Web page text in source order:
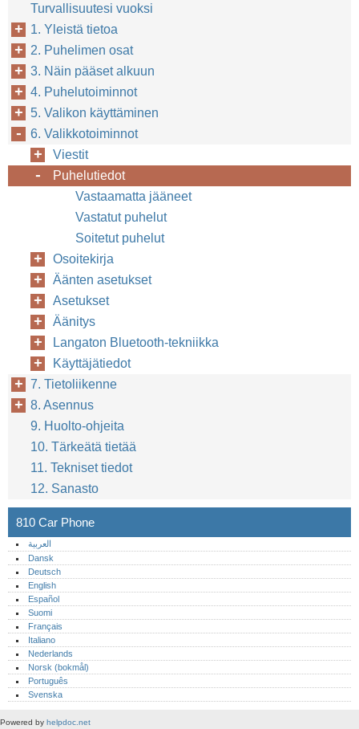
Turvallisuutesi vuoksi
1. Yleistä tietoa
2. Puhelimen osat
3. Näin pääset alkuun
4. Puhelutoiminnot
5. Valikon käyttäminen
6. Valikkotoiminnot
Viestit
Puhelutiedot
Vastaamatta jääneet
Vastatut puhelut
Soitetut puhelut
Osoitekirja
Äänten asetukset
Asetukset
Äänitys
Langaton Bluetooth-tekniikka
Käyttäjätiedot
7. Tietoliikenne
8. Asennus
9. Huolto-ohjeita
10. Tärkeätä tietää
11. Tekniset tiedot
12. Sanasto
810 Car Phone
العربية
Dansk
Deutsch
English
Español
Suomi
Français
Italiano
Nederlands
Norsk (bokmål)‎
Português‎
Svenska
Powered by helpdoc.net